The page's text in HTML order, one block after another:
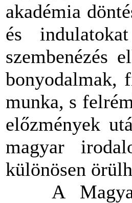
akadémia
és
szembenézés
bonyodalmak,
munka, s
előzmények
magyar
különösen
A